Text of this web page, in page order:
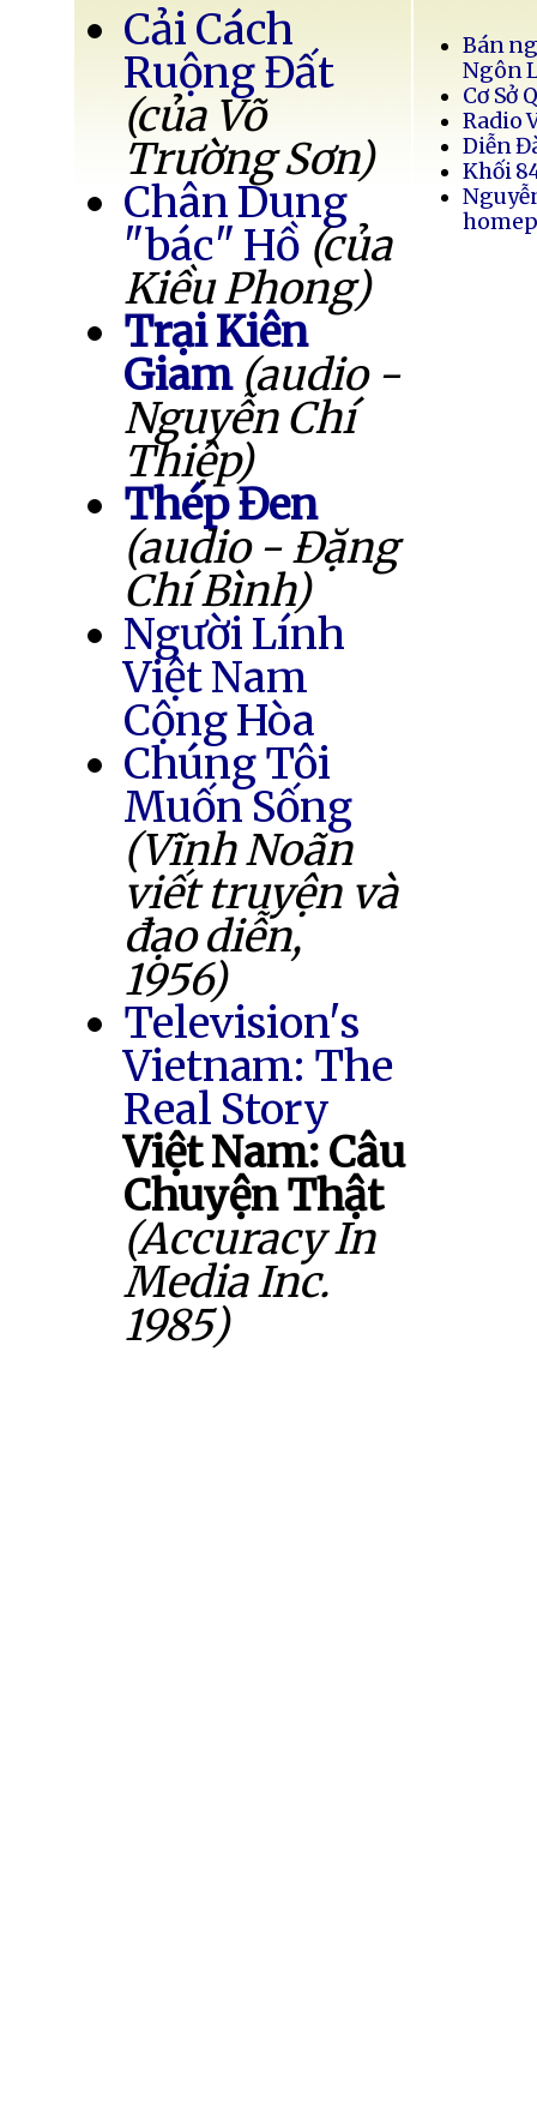
Cải Cách
Ruộng Đất
(của Võ
Trường Sơn)
Chân Dung
"bác" Hồ (của
Kiều Phong)
Trại Kiên
Giam (audio -
Nguyễn Chí
Thiệp)
Thép Đen
(audio - Đặng
Chí Bình)
Người Lính
Việt Nam
Cộng Hòa
Chúng Tôi
Muốn Sống
(Vĩnh Noãn
viết truyện và
đạo diễn,
1956)
Television's
Vietnam: The
Real Story
Việt Nam: Câu
Chuyện Thật
(Accuracy In
Media Inc.
1985)
Bán
Ngôn
Cơ Sở
Radio
Diễn
Khối